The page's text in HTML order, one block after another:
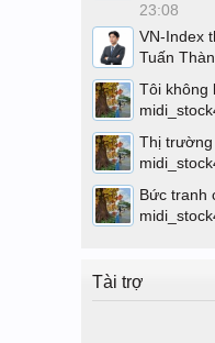
23:08
VN-Index
Tuấn
Tôi không
Thị trường
Bức tranh
Tài trợ